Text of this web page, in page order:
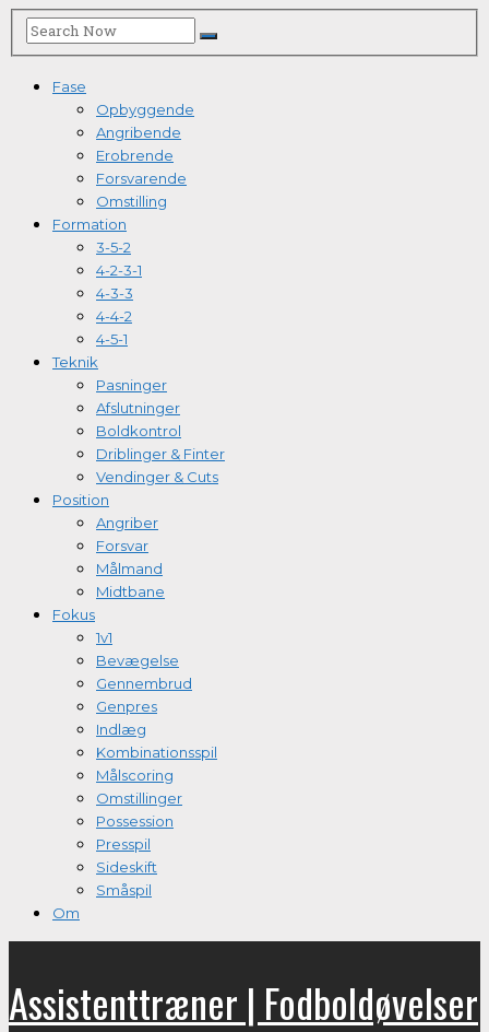
Fase
Opbyggende
Angribende
Erobrende
Forsvarende
Omstilling
Formation
3-5-2
4-2-3-1
4-3-3
4-4-2
4-5-1
Teknik
Pasninger
Afslutninger
Boldkontrol
Driblinger & Finter
Vendinger & Cuts
Position
Angriber
Forsvar
Målmand
Midtbane
Fokus
1v1
Bevægelse
Gennembrud
Genpres
Indlæg
Kombinationsspil
Målscoring
Omstillinger
Possession
Presspil
Sideskift
Småspil
Om
Assistenttræner | Fodboldøvelser